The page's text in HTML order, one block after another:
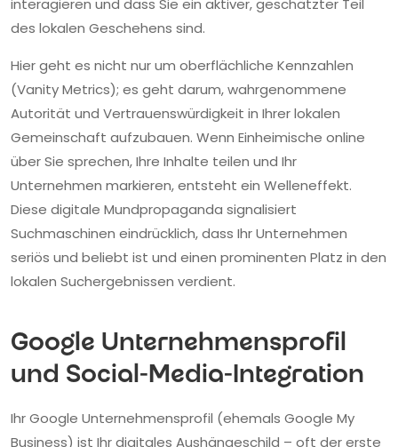
des lokalen Geschehens sind.
Hier geht es nicht nur um oberflächliche Kennzahlen
(Vanity Metrics); es geht darum, wahrgenommene
Autorität und Vertrauenswürdigkeit in Ihrer lokalen
Gemeinschaft aufzubauen. Wenn Einheimische online
über Sie sprechen, Ihre Inhalte teilen und Ihr
Unternehmen markieren, entsteht ein Welleneffekt.
Diese digitale Mundpropaganda signalisiert
Suchmaschinen eindrücklich, dass Ihr Unternehmen
seriös und beliebt ist und einen prominenten Platz in den
lokalen Suchergebnissen verdient.
Google Unternehmensprofil
und Social-Media-Integration
Ihr Google Unternehmensprofil (ehemals Google My
Business) ist Ihr digitales Aushängeschild – oft der erste